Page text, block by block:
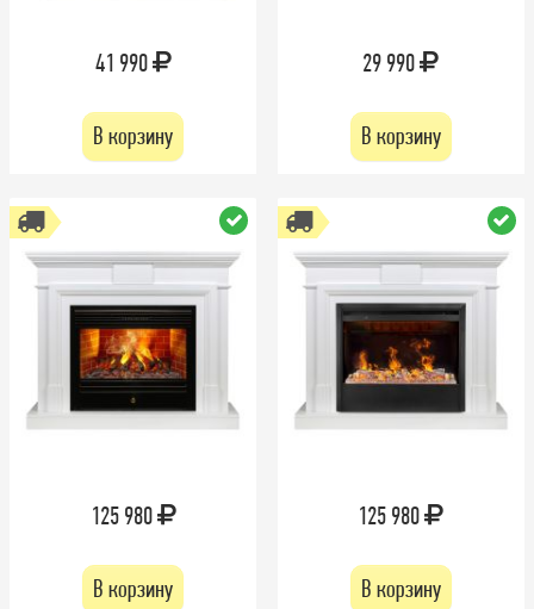
41 990
В корзину
29 990
В корзину
125 980
В корзину
125 980
В корзину